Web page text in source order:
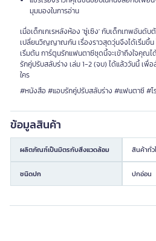
มุมมองในการอ่าน
เมื่อเด็กเกเรหลังห้อง 'ซู่เซิง' กับเด็กเทพอันดั
เปลี่ยนวิญญาณกัน เรื่องราวสุดวุ่นจึงได้เริ่มขึ้น
เริ่มต้น การ์ตูนรักแฟนตาซีชุดนี้จะเข้าถึงใจคุณ
รักคู่ปรับสลับร่าง เล่ม 1-2 (จบ) ได้แล้ววันนี้ เพื่
ใคร
#หนังสือ #แอบรักคู่ปรับสลับร่าง #แฟนตาซี #
ข้อมูลสินค้า
ผลิตภัณฑ์เป็นมิตรกับสิ่งแวดล้อม สินค้าทั่ว
ชนิดปก ปกอ่อน